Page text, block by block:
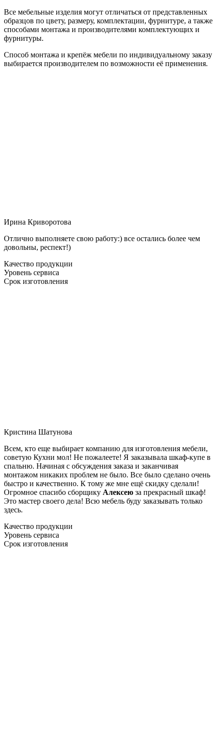
Все мебельные изделия могут отличаться от представленных
образцов по цвету, размеру, комплектации, фурнитуре, а также
способами монтажа и производителями комплектующих и
фурнитуры.
Способ монтажа и крепёж мебели по индивидуальному заказу
выбирается производителем по возможности её применения.
Ирина Криворотова
Отлично выполняете свою работу:) все остались более чем
довольны, респект!)
Качество продукции
Уровень сервиса
Срок изготовления
Кристина Шатунова
Всем, кто еще выбирает компанию для изготовления мебели,
советую Кухни мол! Не пожалеете! Я заказывала шкаф-купе в
спальню. Начиная с обсуждения заказа и заканчивая
монтажом никаких проблем не было. Все было сделано очень
быстро и качественно. К тому же мне ещё скидку сделали!
Огромное спасибо сборщику Алексею за прекрасный шкаф!
Это мастер своего дела! Всю мебель буду заказывать только
здесь.
Качество продукции
Уровень сервиса
Срок изготовления